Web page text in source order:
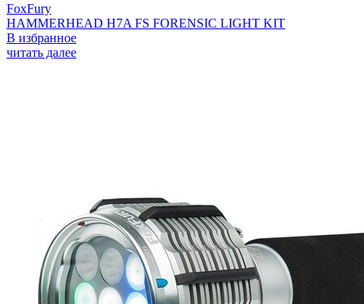
FoxFury
HAMMERHEAD H7A FS FORENSIC LIGHT KIT
В избранное
читать далее